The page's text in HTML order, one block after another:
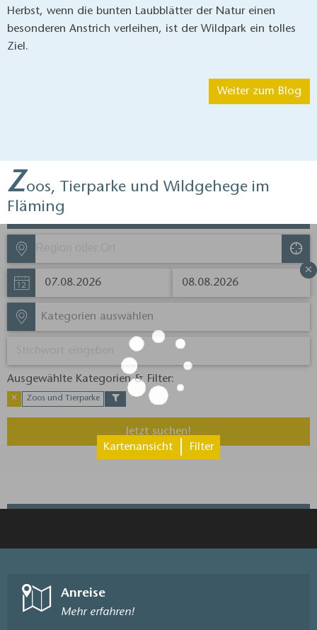
Herbst, wenn die bunten Laubblätter der Natur einen
besonderen Anstrich verleihen, ist der Wildpark ein tolles
Ziel.
Weiter zum Blog
Zoos, Tierparke und Wildgehege im
Fläming
×
Kategorien auswählen
Ausgewählte Kategorien & Filter:​
✕ Zoos und Tierparke
Jetzt suchen!
Kartenansicht
Filter
Anreise
Mehr erfahren!